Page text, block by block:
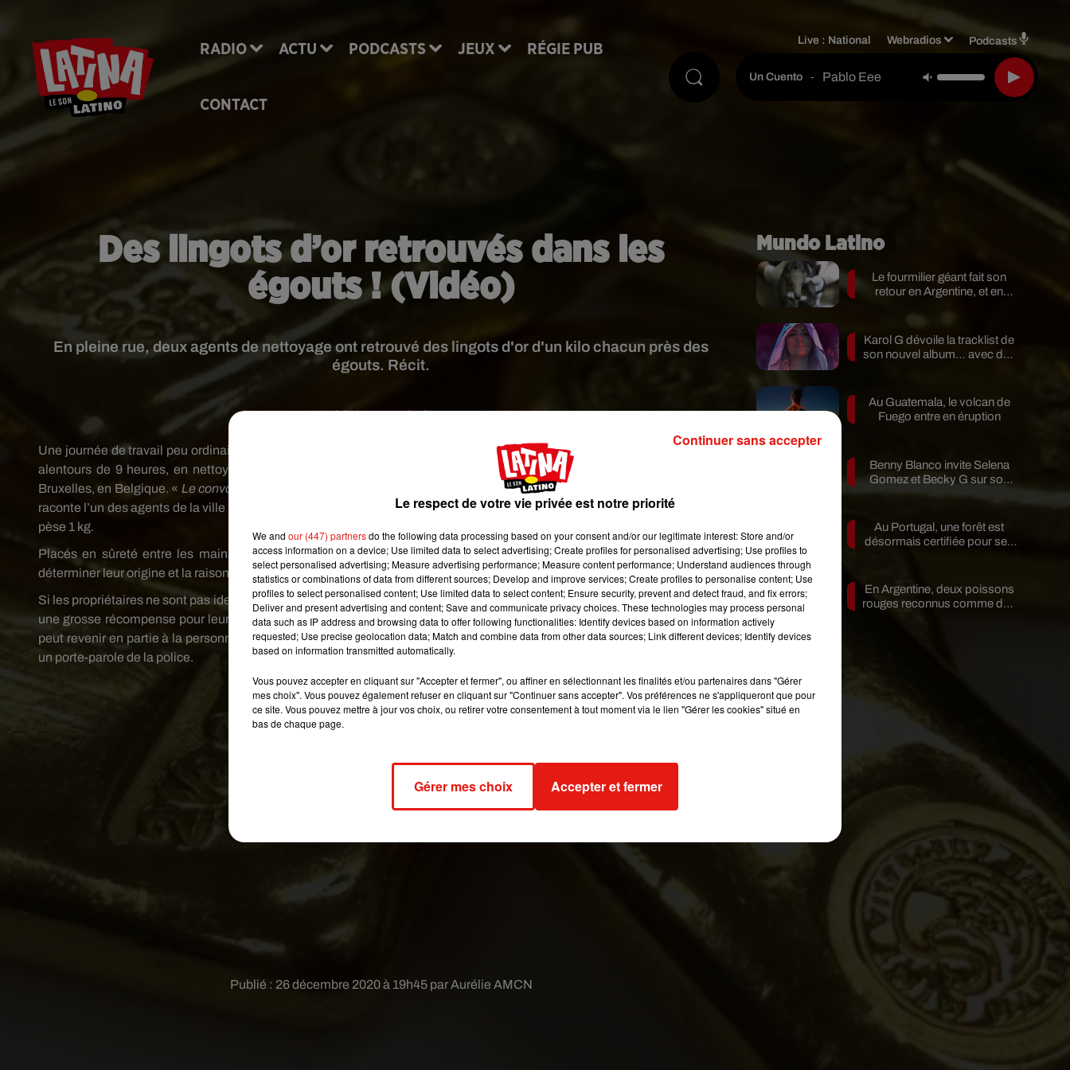
RADIO ACTU PODCASTS JEUX RÉGIE PUB
CONTACT
Live : National Webradios Podcasts
Un Cuento - Pablo Eee
Des lingots d’or retrouvés dans les
égouts ! (Vidéo)
Publié : 26 décembre 2020 à 19h45 par Aurélie AMCN
En pleine rue, deux agents de nettoyage ont retrouvé des lingots d'or d'un kilo chacun près des
égouts. Récit.
Crédit image:Pixabay
Une journée de travail peu ordinaire. Deux agents de propreté ont découvert deux imposants lingots d’or, mardi matin aux
alentours de 9 heures, en nettoyant un avaloir (dispositif menant aux égouts) bouché dans un caniveau du centre de
Bruxelles, en Belgique. « Le convoyeur qui manipulait la machine a senti une résistance (…) et ça s’est avéré être de l’or
raconte l’un des agents de la ville à la RTBF (vidéo ci-dessous). Chaque lingot mesure environ la taille d’un smartphone et
pèse 1 kg.
Placés en sûreté entre les mains de la police locale, les deux lingots d’or font désormais l’objet d’une enquête pour
déterminer leur origine et la raison de leur présence dans les égouts de la capitale belge (abandon, perte, vol, etc).
Si les propriétaires ne sont pas identifiés ou retrouvés dans les prochains jours, les agents de nettoyage pourraient recevoir
une grosse récompense pour leur trouvaille. « L’article 716 spécifie qu’un objet trouvé, un ‘’trésor’’ le terme dans l’article,
peut revenir en partie à la personne qui l’a trouvé, mais aussi au propriétaire de l’endroit où l’objet a été trouvé », explique
un porte-parole de la police.
Mundo Latino
Le fourmilier géant fait son
retour en Argentine, et en
Karol G dévoile la tracklist de
son nouvel album… avec des
Au Guatemala, le volcan de
Fuego entre en éruption
Benny Blanco invite Selena
Gomez et Becky G sur son
nouveau single
Au Portugal, une forêt est
désormais certifiée pour ses
En Argentine, deux poissons
rouges reconnus comme des
Le respect de votre vie privée est notre priorité
We and our (447) partnersdo the following data processing based on your consent and/or our legitimate interest: Store and/or
access information on a device; Use limited data to select advertising; Create profiles for personalised advertising; Use profiles to
select personalised advertising; Measure advertising performance; Measure content performance; Understand audiences through
statistics or combinations of data from different sources; Develop and improve services; Create profiles to personalise content; Use
profiles to select personalised content; Use limited data to select content; Ensure security, prevent and detect fraud, and fix errors;
Deliver and present advertising and content; Save and communicate privacy choices. These technologies may process personal
data such as IP address and browsing data to offer following functionalities: Identify devices based on information actively
requested; Use precise geolocation data; Match and combine data from other data sources; Link different devices; Identify devices
based on information transmitted automatically.
Vous pouvez accepter en cliquant sur "Accepter et fermer", ou affiner en sélectionnant les finalités et/ou partenaires dans "Gérer
mes choix". Vous pouvez également refuser en cliquant sur "Continuer sans accepter". Vos préférences ne s'appliqueront que pour
ce site. Vous pouvez mettre à jour vos choix, ou retirer votre consentement à tout moment via le lien "Gérer les cookies" situé en
bas de chaque page.
Gérer mes choix Accepter et fermer
Continuer sans accepter